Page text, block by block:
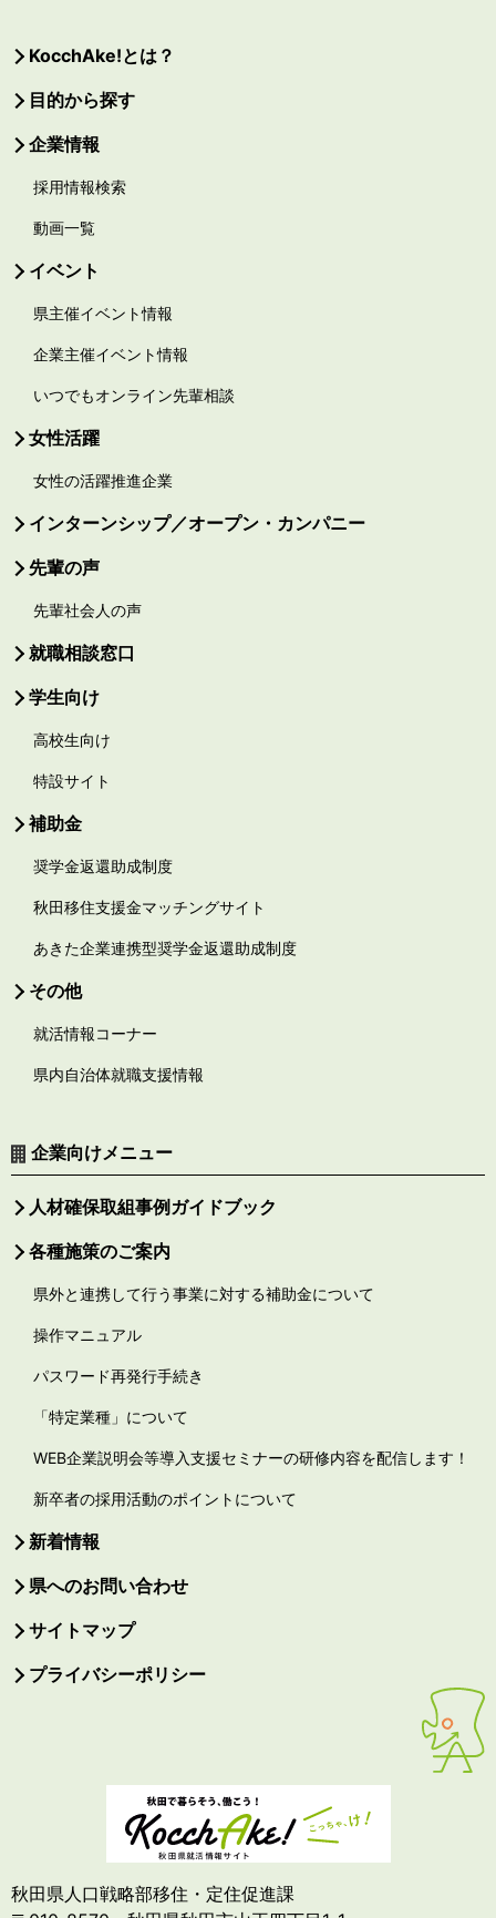
KocchAke!とは？
目的から探す
企業情報
採用情報検索
動画一覧
イベント
県主催イベント情報
企業主催イベント情報
いつでもオンライン先輩相談
女性活躍
女性の活躍推進企業
インターンシップ／オープン・カンパニー
先輩の声
先輩社会人の声
就職相談窓口
学生向け
高校生向け
特設サイト
補助金
奨学金返還助成制度
秋田移住支援金マッチングサイト
あきた企業連携型奨学金返還助成制度
その他
就活情報コーナー
県内自治体就職支援情報
企業向けメニュー
人材確保取組事例ガイドブック
各種施策のご案内
県外と連携して行う事業に対する補助金について
操作マニュアル
パスワード再発行手続き
「特定業種」について
WEB企業説明会等導入支援セミナーの研修内容を配信します！
新卒者の採用活動のポイントについて
新着情報
県へのお問い合わせ
サイトマップ
プライバシーポリシー
秋田県人口戦略部移住・定住促進課